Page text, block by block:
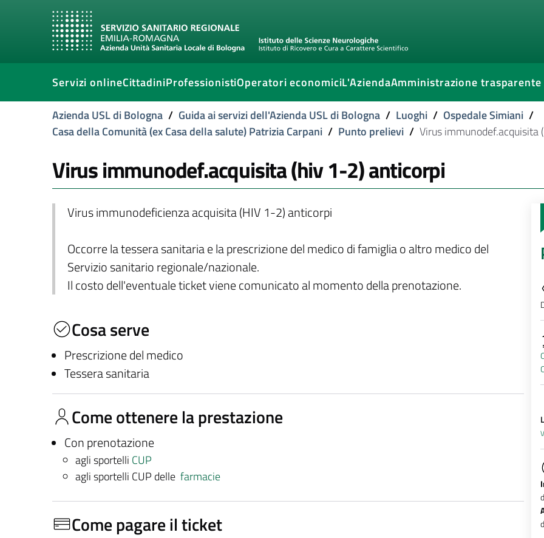
Servizi onlineCittadiniProfessionistiOperatori economiciL'AziendaAmministrazione trasparente
Azienda USL di Bologna / Guida ai servizi dell'Azienda USL di Bologna / Luoghi / Ospedale Simiani /
Casa della Comunità (ex Casa della salute) Patrizia Carpani / Punto prelievi / Virus
Virus immunodef.acquisita (hiv 1-2) anticorpi
Virus immunodeficienza acquisita (HIV 1-2) anticorpi
Occorre la tessera sanitaria e la prescrizione del medico di famiglia o altro medico del
Servizio sanitario regionale/nazionale.
Il costo dell'eventuale ticket viene comunicato al momento della prenotazione.
Cosa serve
Prescrizione del medico
Tessera sanitaria
Come ottenere la prestazione
Con prenotazione
agli sportelli CUP
agli sportelli CUP delle farmacie
Come pagare il ticket